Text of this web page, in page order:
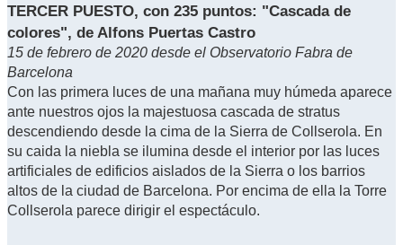
TERCER PUESTO, con 235 puntos: "Cascada de
colores", de Alfons Puertas Castro
15 de febrero de 2020 desde el Observatorio Fabra de
Barcelona
Con las primera luces de una mañana muy húmeda aparece
ante nuestros ojos la majestuosa cascada de stratus
descendiendo desde la cima de la Sierra de Collserola. En
su caida la niebla se ilumina desde el interior por las luces
artificiales de edificios aislados de la Sierra o los barrios
altos de la ciudad de Barcelona. Por encima de ella la Torre
Collserola parece dirigir el espectáculo.